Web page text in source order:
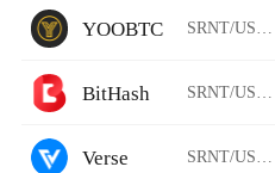
YOOBTC SRNT/USDT
BitHash SRNT/USDT
Verse SRNT/USDT